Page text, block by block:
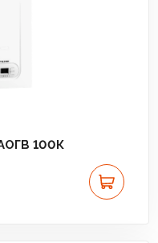
100К